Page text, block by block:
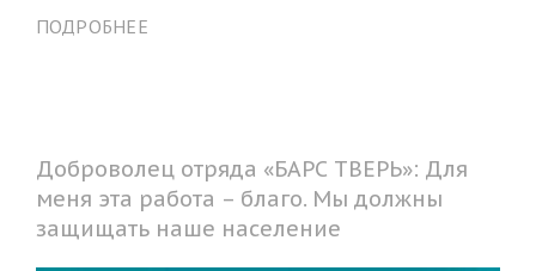
ПОДРОБНЕЕ
Доброволец отряда «БАРС ТВЕРЬ»: Для
меня эта работа – благо. Мы должны
защищать наше население